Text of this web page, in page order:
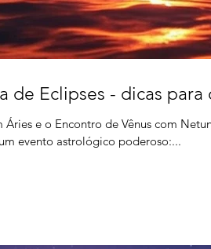
de Eclipses - dicas para
Áries e o Encontro de Vênus com
evento astrológico poderoso:...